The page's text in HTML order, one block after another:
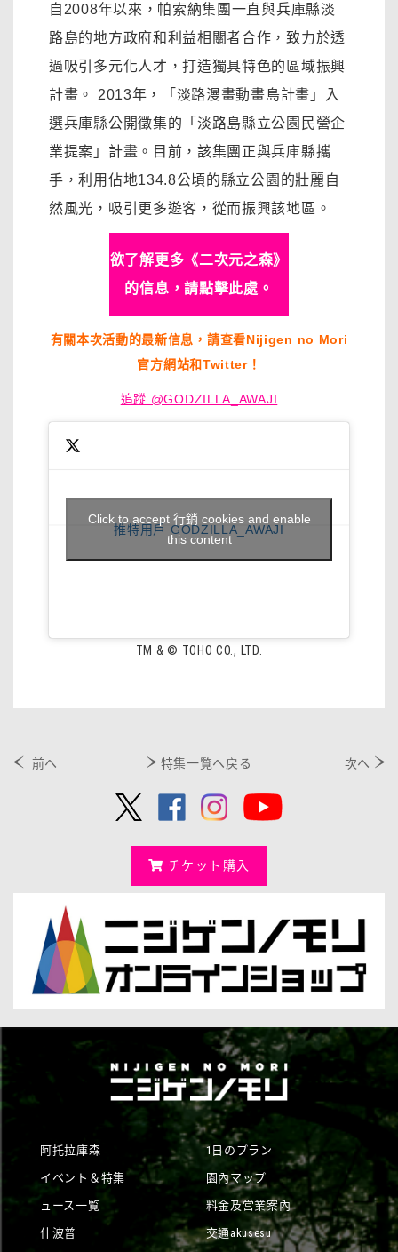
自2008年以來，帕索納集團一直與兵庫縣淡
路島的地方政府和利益相關者合作，致力於透
過吸引多元化人才，打造獨具特色的區域振興
計畫。 2013年，「淡路漫畫動畫島計畫」入
選兵庫縣公開徵集的「淡路島縣立公園民營企
業提案」計畫。目前，該集團正與兵庫縣攜
手，利用佔地134.8公頃的縣立公園的壯麗自
然風光，吸引更多遊客，從而振興該地區。
欲了解更多《二次元之森》
的信息，請點擊此處。
有關本次活動的最新信息，請查看Nijigen no Mori
官方網站和Twitter！
追蹤 @GODZILLA_AWAJI
推特用戶 GODZILLA_AWAJI
Click to accept 行銷 cookies and enable
this content
TM & © TOHO CO., LTD.
前へ 特集一覧へ戻る 次へ
チケット購入
阿托拉庫森
イベント＆特集
ュース一覧
什波普
1日のプラン
園內マップ
料金及営業案內
交通akusesu